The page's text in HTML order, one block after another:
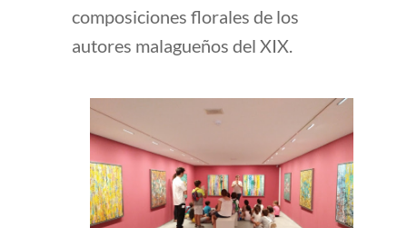
composiciones florales de los
autores malagueños del XIX.